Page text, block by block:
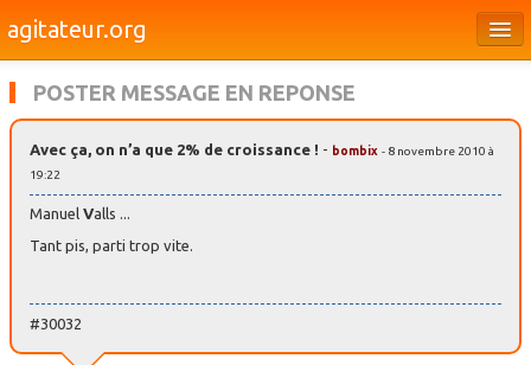
agitateur.org
Bourges & le Cher
Culture
Médias
Dossiers
POSTER MESSAGE EN REPONSE
Avec ça, on n’a que 2% de croissance ! - bombix - 8 novembre 2010 à
19:22
Manuel Valls ...
Tant pis, parti trop vite.
#30032